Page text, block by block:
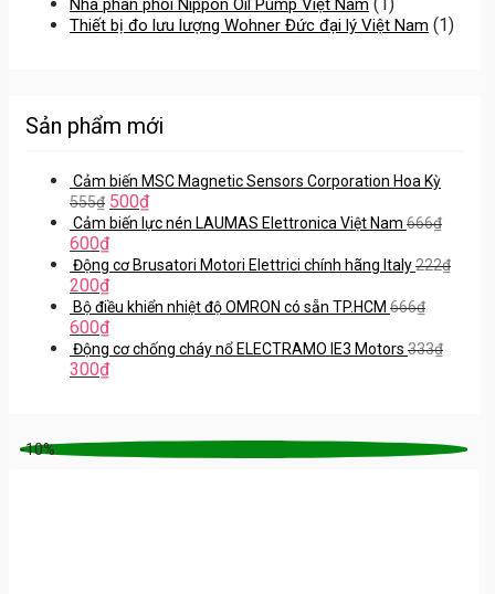
Nhà phân phối Nippon Oil Pump Việt Nam
Thiết bị đo lưu lượng Wohner Đức đại lý Việt Nam (1)
Sản phẩm mới
Cảm biến MSC Magnetic Sensors Corporation Hoa Kỳ
555₫ 500₫
Cảm biến lực nén LAUMAS Elettronica Việt Nam 666₫
600₫
Động cơ Brusatori Motori Elettrici chính hãng Italy222₫
200₫
Bộ điều khiển nhiệt độ OMRON có sẵn TP.HCM 666₫
600₫
Động cơ chống cháy nổ ELECTRAMO IE3 Motors 333₫
300₫
-10%